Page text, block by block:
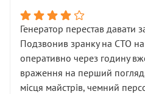
Генератор перестав давати
Подзвонив зранку на СТО на
оперативно через годину
враження на перший погляд,
місця майстрів, чемний